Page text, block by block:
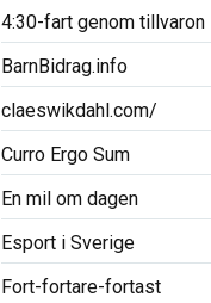
4:30-fart genom tillvaron
BarnBidrag.info
claeswikdahl.com/
Curro Ergo Sum
En mil om dagen
Esport i Sverige
Fort-fortare-fortast